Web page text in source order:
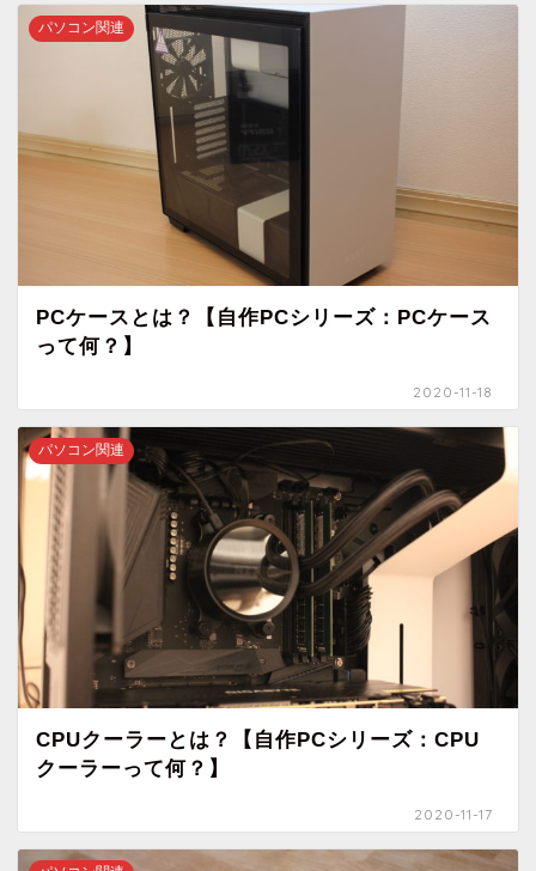
パソコン関連
PCケースとは？【自作PCシリーズ：PCケース
って何？】
2020-11-18
パソコン関連
CPUクーラーとは？【自作PCシリーズ：CPU
クーラーって何？】
2020-11-17